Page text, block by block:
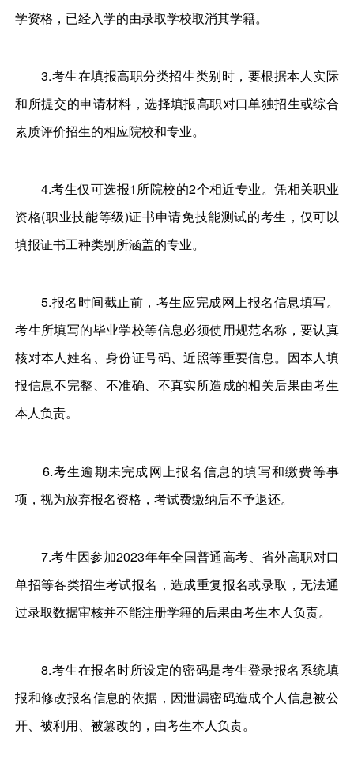
学资格，已经入学的由录取学校取消其学籍。
3.考生在填报高职分类招生类别时，要根据本人实际
和所提交的申请材料，选择填报高职对口单独招生或综合
素质评价招生的相应院校和专业。
4.考生仅可选报1所院校的2个相近专业。凭相关职业
资格(职业技能等级)证书申请免技能测试的考生，仅可以
填报证书工种类别所涵盖的专业。
5.报名时间截止前，考生应完成网上报名信息填写。
考生所填写的毕业学校等信息必须使用规范名称，要认真
核对本人姓名、身份证号码、近照等重要信息。因本人填
报信息不完整、不准确、不真实所造成的相关后果由考生
本人负责。
6.考生逾期未完成网上报名信息的填写和缴费等事
项，视为放弃报名资格，考试费缴纳后不予退还。
7.考生因参加2023年年全国普通高考、省外高职对口
单招等各类招生考试报名，造成重复报名或录取，无法通
过录取数据审核并不能注册学籍的后果由考生本人负责。
8.考生在报名时所设定的密码是考生登录报名系统填
报和修改报名信息的依据，因泄漏密码造成个人信息被公
开、被利用、被篡改的，由考生本人负责。